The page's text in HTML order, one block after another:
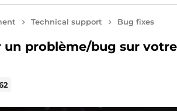
Technical support Bug fixes
un problème/bug sur